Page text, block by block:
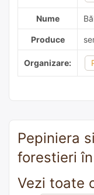
Nume
Produce
Organizare:
Pepiniera
forestieri
Vezi toate